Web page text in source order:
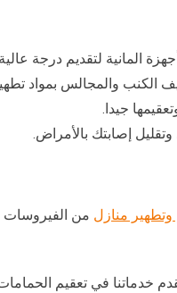
المانية لتقديم درجة
الكنب والمجالس بمواد
جيدا.
إصابتك بالأمراض.
وتطهير منازل من الفيروسات
خدماتنا في تعقيم